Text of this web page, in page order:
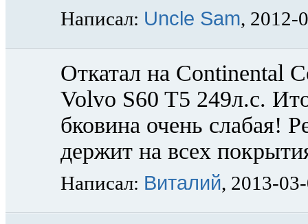
Написал: Uncle Sam, 2012-
Откатал на Continental
Volvo S60 T5 249л.с.
бковина очень слабая!
держит на всех
Написал: Виталий, 2013-